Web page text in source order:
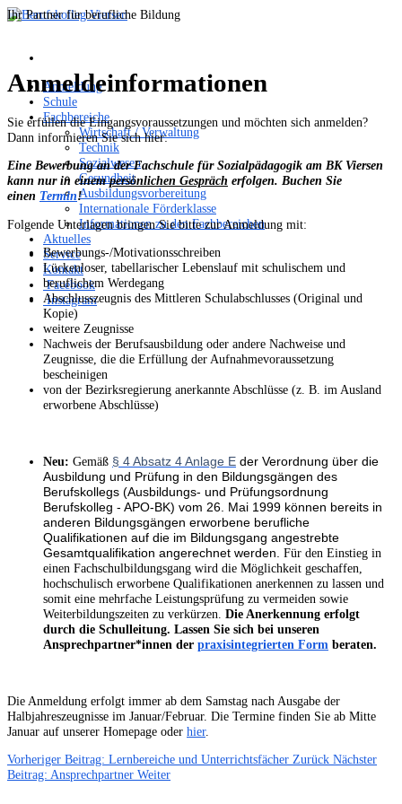
Ihr Partner für berufliche Bildung
Anmeldung
Schule
Fachbereiche
Wirtschaft / Verwaltung
Technik
Sozialwesen
Gesundheit
Ausbildungsvorbereitung
Internationale Förderklasse
Informationen zu den Fachbereichen
Aktuelles
Service
Kontakt
Facebook
Instagram
Anmeldeinformationen
Sie erfüllen die Eingangsvoraussetzungen und möchten sich anmelden?
Dann informieren Sie sich hier:
Eine Bewerbung an der Fachschule für Sozialpädagogik am BK Viersen
kann nur in einempersönlichen Gespräch erfolgen. Buchen Sie
einen Termin!
Folgende Unterlagen bringen Sie bitte zur Anmeldung mit:
Bewerbungs-/Motivationsschreiben
Lückenloser, tabellarischer Lebenslauf mit schulischem und
beruflichem Werdegang
Abschlusszeugnis des Mittleren Schulabschlusses (Original und
Kopie)
weitere Zeugnisse
Nachweis der Berufsausbildung oder andere Nachweise und
Zeugnisse, die die Erfüllung der Aufnahmevoraussetzung
bescheinigen
von der Bezirksregierung anerkannte Abschlüsse (z. B. im Ausland
erworbene Abschlüsse)
Neu: Gemäß § 4 Absatz 4 Anlage E der Verordnung über die
Ausbildung und Prüfung in den Bildungsgängen des
Berufskollegs (Ausbildungs- und Prüfungsordnung
Berufskolleg - APO-BK) vom 26. Mai 1999 können bereits in
anderen Bildungsgängen erworbene berufliche
Qualifikationen auf die im Bildungsgang angestrebte
Gesamtqualifikation angerechnet werden. Für den Einstieg in
einen Fachschulbildungsgang wird die Möglichkeit geschaffen,
hochschulisch erworbene Qualifikationen anerkennen zu lassen und
somit eine mehrfache Leistungsprüfung zu vermeiden sowie
Weiterbildungszeiten zu verkürzen. Die Anerkennung erfolgt
durch die Schulleitung. Lassen Sie sich bei unseren
Ansprechpartner*innen der praxisintegrierten Form beraten.
Die Anmeldung erfolgt immer ab dem Samstag nach Ausgabe der
Halbjahreszeugnisse im Januar/Februar. Die Termine finden Sie ab Mitte
Januar auf unserer Homepage oder hier.
Vorheriger Beitrag: Lernbereiche und Unterrichtsfächer Zurück Nächster
Beitrag: Ansprechpartner Weiter